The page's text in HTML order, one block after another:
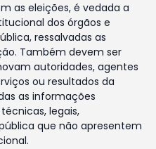
as eleições, é vedada a
dos órgãos e
ressalvadas as
Também devem ser
autoridades, agentes
ou resultados da
as informações
legais,
que não apresentem